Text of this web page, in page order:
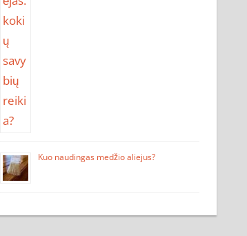
Kuo naudingas medžio aliejus?